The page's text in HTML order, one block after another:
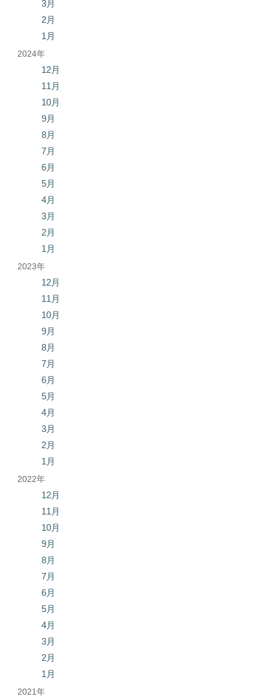
3月
2月
1月
2024年
12月
11月
10月
9月
8月
7月
6月
5月
4月
3月
2月
1月
2023年
12月
11月
10月
9月
8月
7月
6月
5月
4月
3月
2月
1月
2022年
12月
11月
10月
9月
8月
7月
6月
5月
4月
3月
2月
1月
2021年